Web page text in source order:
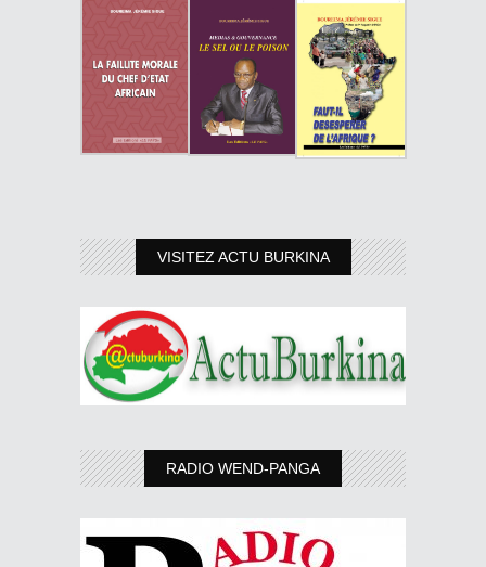
VISITEZ ACTU BURKINA
RADIO WEND-PANGA